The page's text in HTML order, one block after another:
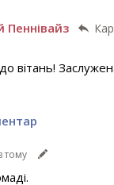
Пеннівайз
вітань!
тому